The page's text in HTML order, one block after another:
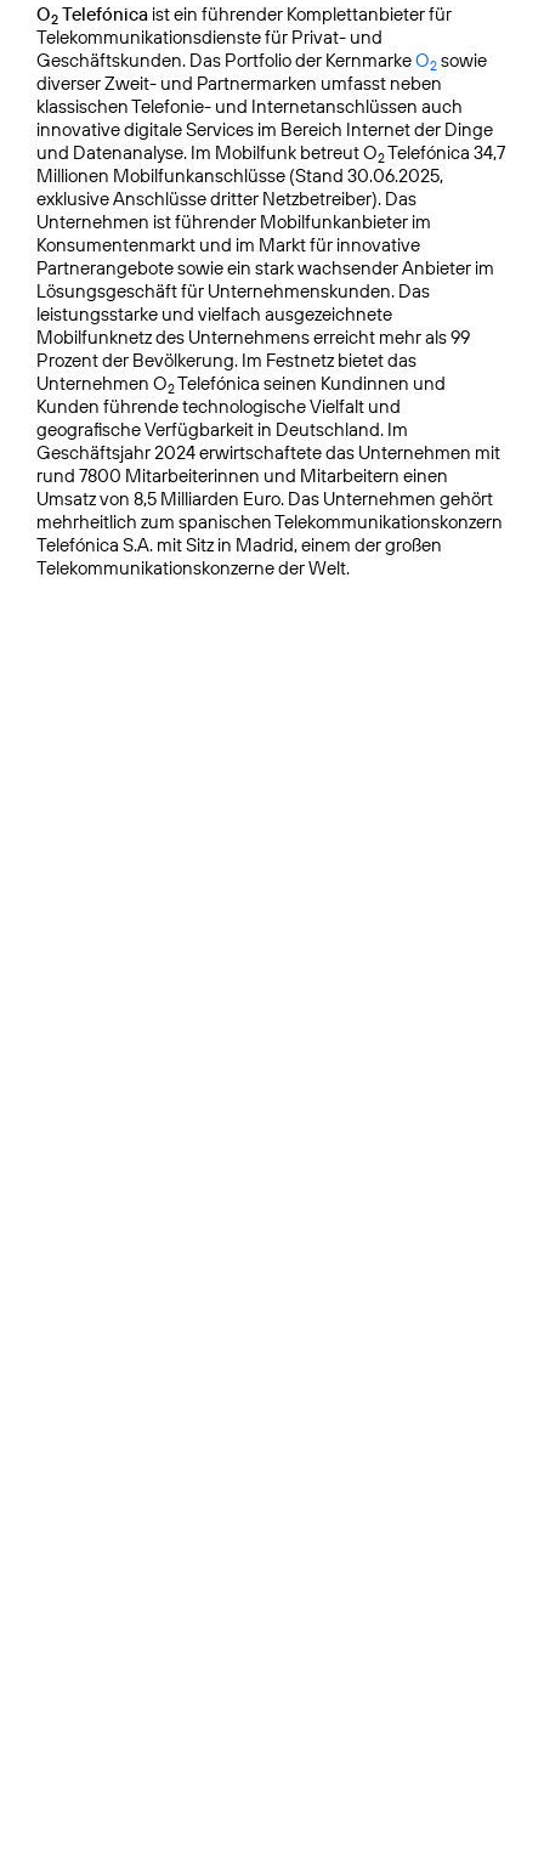
O2 Telefónica ist ein führender Komplettanbieter für
Telekommunikationsdienste für Privat- und
Geschäftskunden. Das Portfolio der KernmarkeO2 sowie
diverser Zweit- und Partnermarken umfasst neben
klassischen Telefonie- und Internetanschlüssen auch
innovative digitale Services im Bereich Internet der Dinge
und Datenanalyse. Im Mobilfunk betreut O2Telefónica 34,7
Millionen Mobilfunkanschlüsse (Stand 30.06.2025,
exklusive Anschlüsse dritter Netzbetreiber). Das
Unternehmen ist führender Mobilfunkanbieter im
Konsumentenmarkt und im Markt für innovative
Partnerangebote sowie ein stark wachsender Anbieter im
Lösungsgeschäft für Unternehmenskunden. Das
leistungsstarke und vielfach ausgezeichnete
Mobilfunknetz des Unternehmens erreicht mehr als 99
Prozent der Bevölkerung. Im Festnetz bietet das
Unternehmen O2Telefónica seinen Kundinnen und
Kunden führende technologische Vielfalt und
geografische Verfügbarkeit in Deutschland. Im
Geschäftsjahr 2024 erwirtschaftete das Unternehmen mit
rund 7800 Mitarbeiterinnen und Mitarbeitern einen
Umsatz von 8,5 Milliarden Euro. Das Unternehmen gehört
mehrheitlich zum spanischen Telekommunikationskonzern
Telefónica S.A. mit Sitz in Madrid, einem der großen
Telekommunikationskonzerne der Welt.